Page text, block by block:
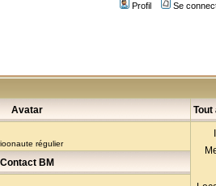
Profil
Se
Avatar Tout
régulier
Contact BM